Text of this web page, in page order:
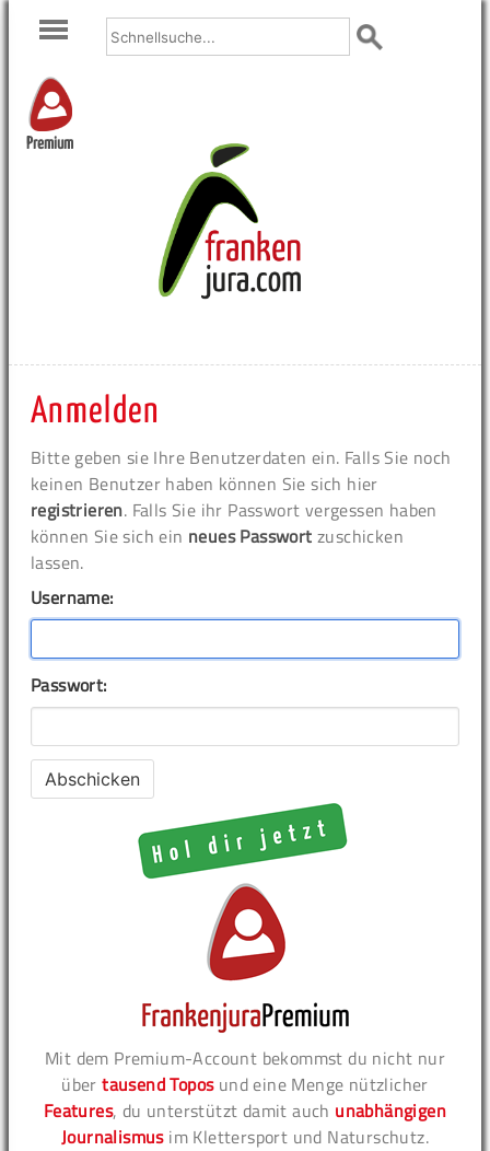
Premium
Anmelden
Bitte geben sie Ihre Benutzerdaten ein. Falls Sie noch
keinen Benutzer haben können Sie sich hier
registrieren. Falls Sie ihr Passwort vergessen haben
können Sie sich ein neues Passwort zuschicken
lassen.
Username:
Passwort:
Mit dem Premium-Account bekommst du nicht nur
übertausend Toposund eine Menge nützlicher
Features, du unterstützt damit auch unabhängigen
Journalismusim Klettersport und Naturschutz.